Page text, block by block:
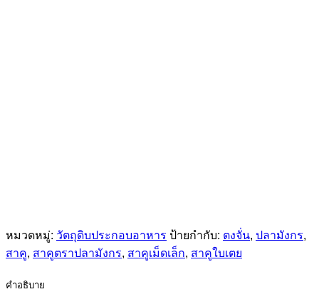
หมวดหมู่: วัตถุดิบประกอบอาหาร ป้ายกำกับ: ตงจั่น, ปลามังกร,
สาคู, สาคูตราปลามังกร, สาคูเม็ดเล็ก, สาคูใบเตย
คำอธิบาย